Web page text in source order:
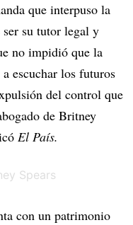
que interpuso la
ser su tutor legal y
no impidió que la
escuchar los futuros
del control que
de Britney
El País.
con un patrimonio